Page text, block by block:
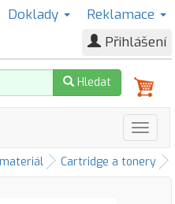
Doklady
Reklamace
Přihlášení
Hledat
Cartridge a tonery